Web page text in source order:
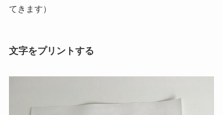
てきます）
文字をプリントする